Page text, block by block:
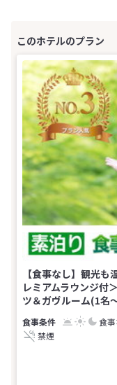
【食事なし】観光
レミアムラウンジ付
ツ＆ガヴルーム(1名
食
禁煙